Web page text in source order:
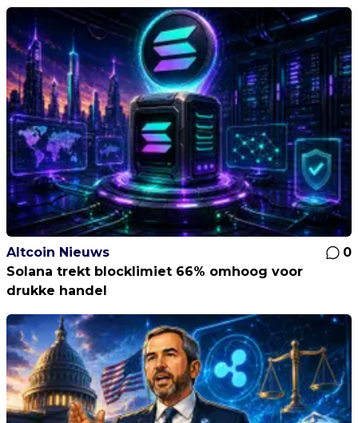
Altcoin Nieuws
0
Solana trekt blocklimiet 66% omhoog voor
drukke handel